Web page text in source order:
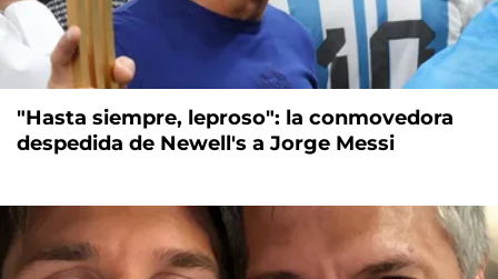
"Hasta siempre, leproso": la conmovedora
despedida de Newell's a Jorge Messi